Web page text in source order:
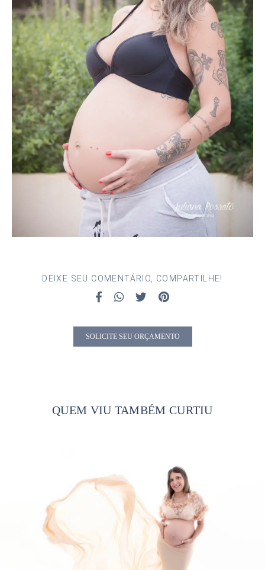
DEIXE SEU COMENTÁRIO, COMPARTILHE!
SOLICITE SEU ORÇAMENTO
QUEM VIU TAMBÉM CURTIU